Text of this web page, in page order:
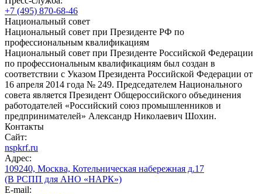
+7 (495) 870-68-46
Национальный совет
Национальный совет при Президенте РФ по
профессиональным квалификациям
Национальный совет при Президенте Российской Федерации
по профессиональным квалификациям был создан в
соответствии с Указом Президента Российской Федерации от
16 апреля 2014 года № 249. Председателем Национального
совета является Президент Общероссийского объединения
работодателей «Российский союз промышленников и
предпринимателей» Александр Николаевич Шохин.
Контакты
Сайт:
nspkrf.ru
Адрес:
109240, Москва, Котельническая набережная д.17
(В РСПП для АНО «НАРК»)
E-mail: